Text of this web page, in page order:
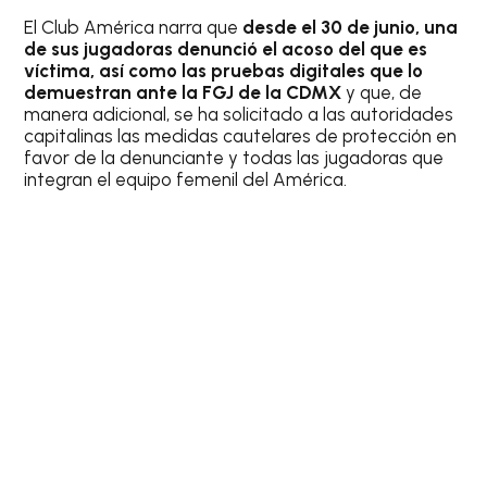
El Club América narra que desde el 30 de junio, una
de sus jugadoras denunció el acoso del que es
víctima, así como las pruebas digitales que lo
demuestran ante la FGJ de la CDMX y que, de
manera adicional, se ha solicitado a las autoridades
capitalinas las medidas cautelares de protección en
favor de la denunciante y todas las jugadoras que
integran el equipo femenil del América.